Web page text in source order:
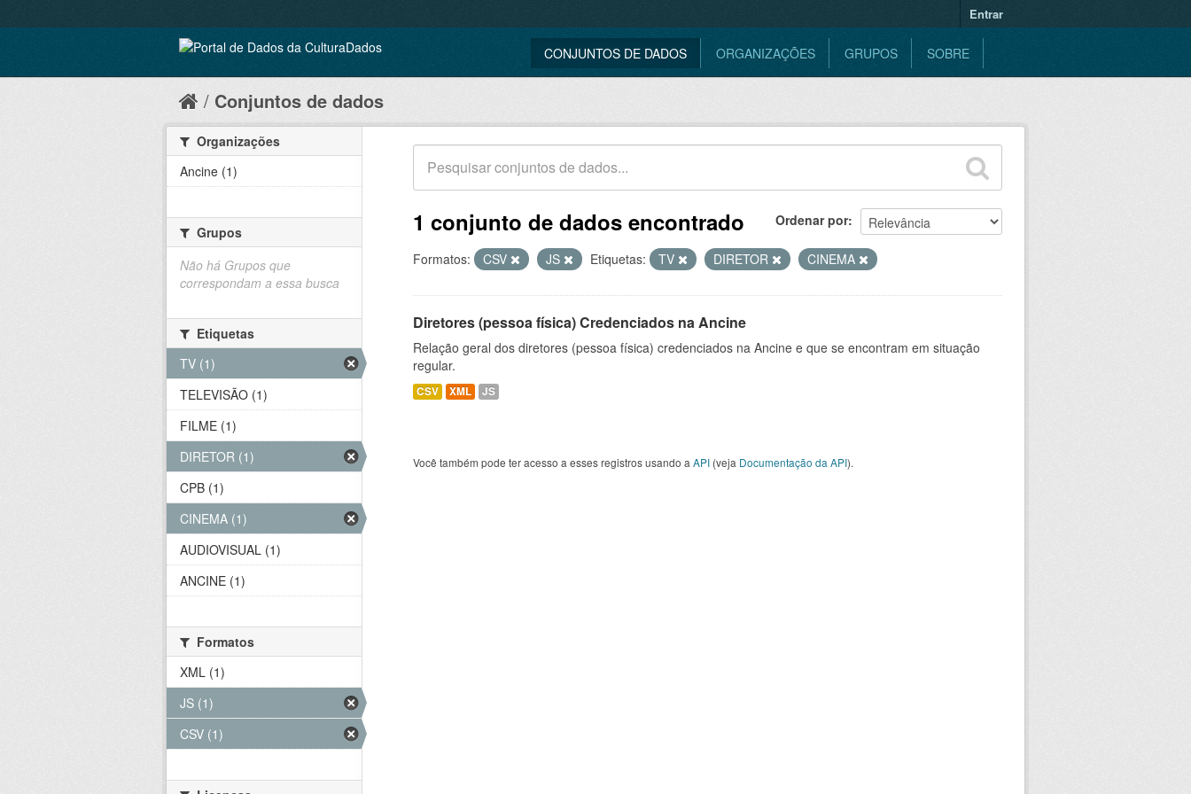
Entrar
CONJUNTOS DE DADOS ORGANIZAÇÕES GRUPOS SOBRE
Conjuntos de dados
Ordenar por
1 conjunto de dados encontrado
Formatos: CSV JS Etiquetas: TV DIRETOR CINEMA
Diretores (pessoa física) Credenciados na Ancine
Relação geral dos diretores (pessoa física) credenciados na Ancine e que se encontram em situação
regular.
CSV XML JS
Você também pode ter acesso a esses registros usando a API (veja Documentação da API).
Organizações
Ancine (1)
Grupos
Não há Grupos que
correspondam a essa busca
Etiquetas
TV (1)
TELEVISÃO (1)
FILME (1)
DIRETOR (1)
CPB (1)
CINEMA (1)
AUDIOVISUAL (1)
ANCINE (1)
Formatos
XML (1)
JS (1)
CSV (1)